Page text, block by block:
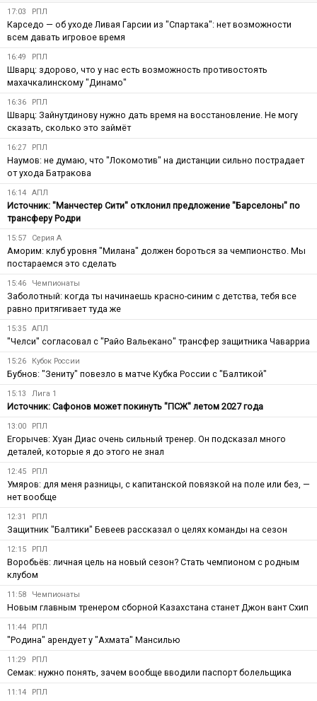
17:03 РПЛ
Карседо — об уходе Ливая Гарсии из "Спартака": нет возможности
всем давать игровое время
16:49 РПЛ
Шварц: здорово, что у нас есть возможность противостоять
махачкалинскому "Динамо"
16:36 РПЛ
Шварц: Зайнутдинову нужно дать время на восстановление. Не могу
сказать, сколько это займёт
16:27 РПЛ
Наумов: не думаю, что "Локомотив" на дистанции сильно пострадает
от ухода Батракова
16:14 АПЛ
Источник: "Манчестер Сити" отклонил предложение "Барселоны" по
трансферу Родри
15:57 Серия А
Аморим: клуб уровня "Милана" должен бороться за чемпионство. Мы
постараемся это сделать
15:46 Чемпионаты
Заболотный: когда ты начинаешь красно-синим с детства, тебя все
равно притягивает туда же
15:35 АПЛ
"Челси" согласовал с "Райо Вальекано" трансфер защитника Чаварриа
15:26 Кубок России
Бубнов: "Зениту" повезло в матче Кубка России с "Балтикой"
15:13 Лига 1
Источник: Сафонов может покинуть "ПСЖ" летом 2027 года
13:00 РПЛ
Егорычев: Хуан Диас очень сильный тренер. Он подсказал много
деталей, которые я до этого не знал
12:45 РПЛ
Умяров: для меня разницы, с капитанской повязкой на поле или без, —
нет вообще
12:31 РПЛ
Защитник "Балтики" Бевеев рассказал о целях команды на сезон
12:15 РПЛ
Воробьёв: личная цель на новый сезон? Стать чемпионом с родным
клубом
11:58 Чемпионаты
Новым главным тренером сборной Казахстана станет Джон вант Схип
11:44 РПЛ
"Родина" арендует у "Ахмата" Мансилью
11:29 РПЛ
Семак: нужно понять, зачем вообще вводили паспорт болельщика
11:14 РПЛ